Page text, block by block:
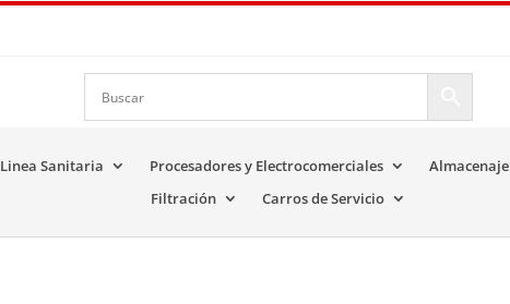
Linea Sanitaria Procesadores y Electrocomerciales Almacenaje
Filtración
Carros de Servicio